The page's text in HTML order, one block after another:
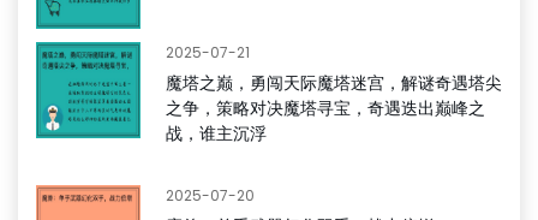
2025-07-21
魔塔之巅，勇闯天际魔塔迷宫，解谜奇遇塔尖
之争，策略对决魔塔寻宝，奇遇迭出巅峰之
战，谁主沉浮
2025-07-20